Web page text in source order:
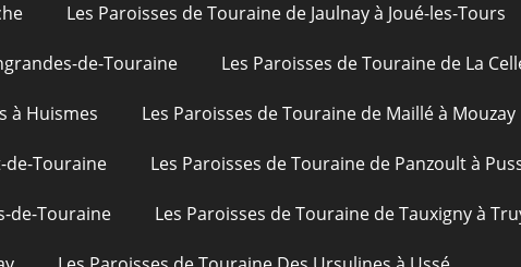
Les Paroisses de Touraine de Jaulnay à Joué-les-Tours
de-Touraine Les Paroisses de Touraine de La
à Huismes Les Paroisses de Touraine de Maillé à Mouzay
de-Touraine Les Paroisses de Touraine de Panzoult à
de-Touraine Les Paroisses de Touraine de Tauxigny à